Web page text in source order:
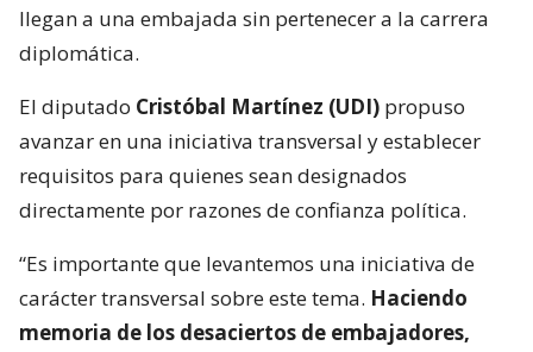
llegan a una embajada sin pertenecer a la carrera
diplomática.
El diputado Cristóbal Martínez (UDI) propuso
avanzar en una iniciativa transversal y establecer
requisitos para quienes sean designados
directamente por razones de confianza política.
“Es importante que levantemos una iniciativa de
carácter transversal sobre este tema. Haciendo
memoria de los desaciertos de embajadores,